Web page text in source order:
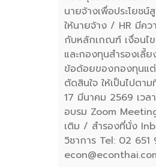
นายจ้างเพื่อประโยช
ให้นายจ้าง / HR มีคว
กับหลักเกณฑ์ เงื่อนไ
และกองทุนสำรองเลี้
ข้อด้อยของกองทุนแต่
ตัดสินใจ ให้เป็นไปต
17 มีนาคม 2569 เว
อบรม Zoom
เติม / สำรองที่นั่ง
วิชาการ Tel: 02 651